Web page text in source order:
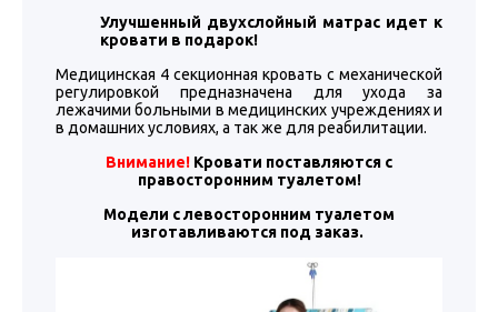
Улучшенный двухслойный матрас идет к
кровати в подарок!
Медицинская 4 секционная кровать с механической
регулировкой предназначена для ухода за
лежачими больными в медицинских учреждениях и
в домашних условиях, а так же для реабилитации.
Внимание! Кровати поставляются с
правосторонним туалетом!
Модели с левосторонним туалетом
изготавливаются под заказ.